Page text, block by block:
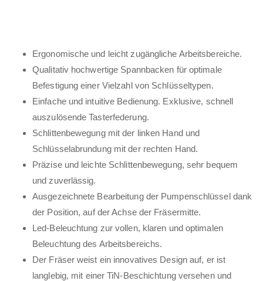
Ergonomische und leicht zugängliche Arbeitsbereiche.
Qualitativ hochwertige Spannbacken für optimale
Befestigung einer Vielzahl von Schlüsseltypen.
Einfache und intuitive Bedienung. Exklusive, schnell
auszulösende Tasterfederung.
Schlittenbewegung mit der linken Hand und
Schlüsselabrundung mit der rechten Hand.
Präzise und leichte Schlittenbewegung, sehr bequem
und zuverlässig.
Ausgezeichnete Bearbeitung der Pumpenschlüssel dank
der Position, auf der Achse der Fräsermitte.
Led-Beleuchtung zur vollen, klaren und optimalen
Beleuchtung des Arbeitsbereichs.
Der Fräser weist ein innovatives Design auf, er ist
langlebig, mit einer TiN-Beschichtung versehen und